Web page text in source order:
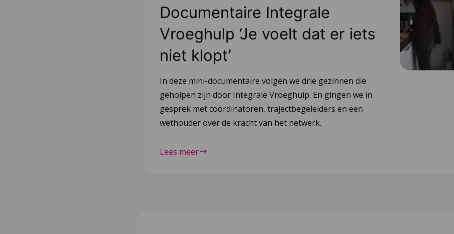
Documentaire Integrale
Vroeghulp ‘Je voelt dat er iets
niet klopt’
In deze mini-documentaire volgen we drie gezinnen die
geholpen zijn door Integrale Vroeghulp. En gingen we in
gesprek met coördinatoren, trajectbegeleiders en een
wethouder over de kracht van het netwerk.
Lees meer